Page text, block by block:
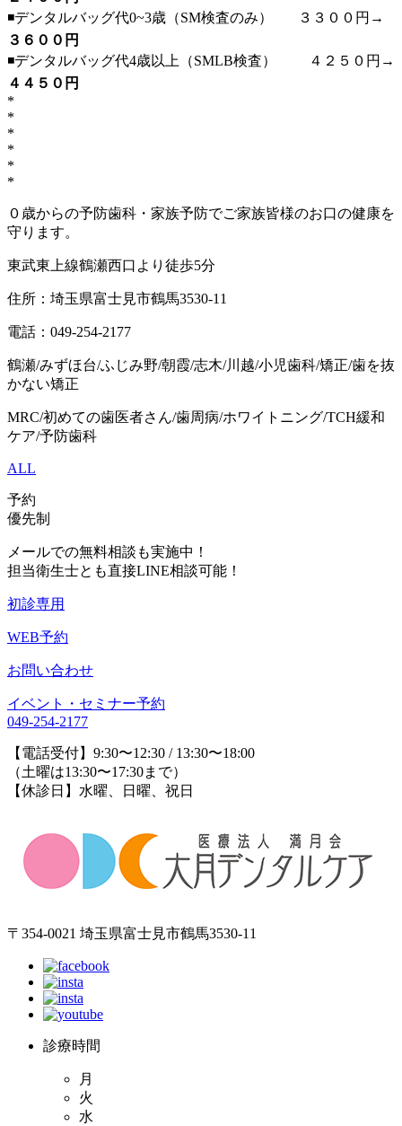
◾️デンタルバッグ代0~3歳（SM検査のみ） ３３００円→
３６００円
◾️デンタルバッグ代4歳以上（SMLB検査） ４２５０円→
４４５０円
*
*
*
*
*
*
０歳からの予防歯科・家族予防でご家族皆様のお口の健康を
守ります。
東武東上線鶴瀬西口より徒歩5分
住所：埼玉県富士見市鶴馬3530-11
電話：049-254-2177
鶴瀬/みずほ台/ふじみ野/朝霞/志木/川越/小児歯科/矯正/歯を抜
かない矯正
MRC/初めての歯医者さん/歯周病/ホワイトニング/TCH緩和
ケア/予防歯科
ALL
予約
優先制
メールでの無料相談も実施中！
担当衛生士とも直接LINE相談可能！
初診専用
WEB予約
お問い合わせ
イベント・セミナー予約
049-254-2177
【電話受付】9:30〜12:30 / 13:30〜18:00
（土曜は13:30〜17:30まで）
【休診日】水曜、日曜、祝日
〒354-0021 埼玉県富士見市鶴馬3530-11
診療時間
月
火
水